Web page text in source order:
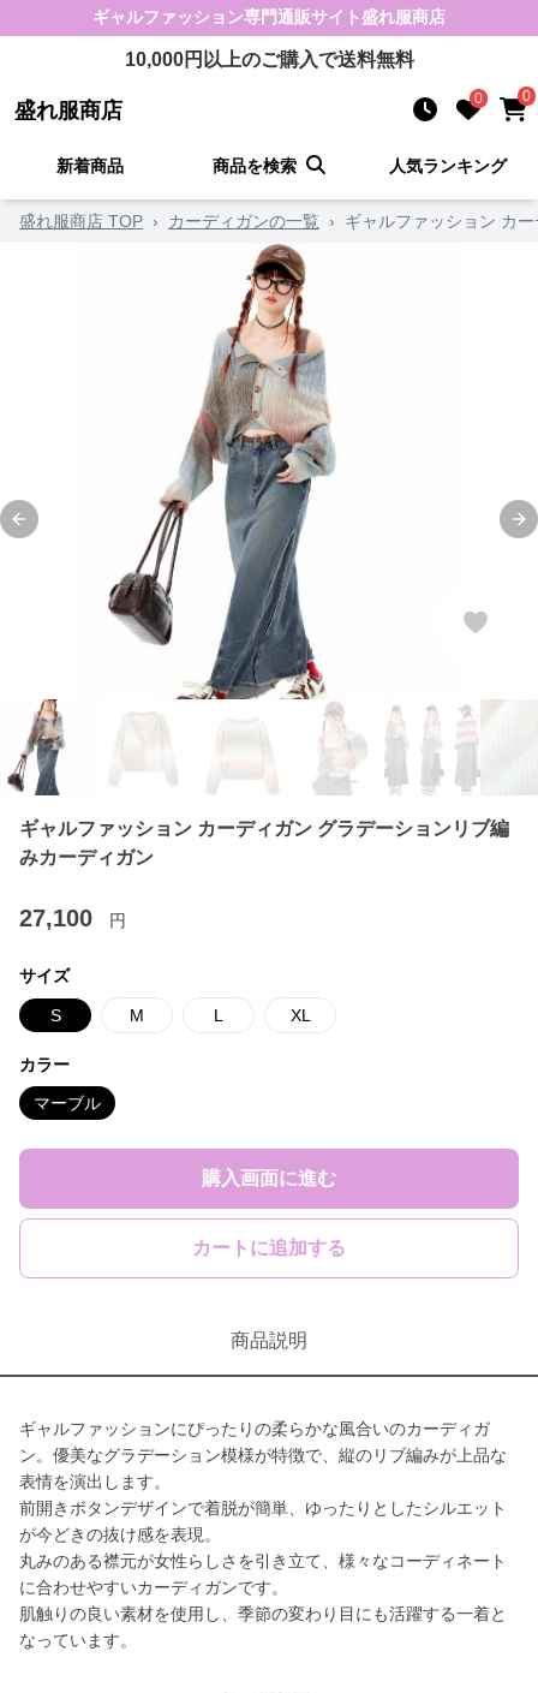
ギャルファッション専門通販サイト盛れ服商店
10,000円以上のご購入で送料無料
盛れ服商店 0 0
新着商品 商品を検索 人気ランキング
盛れ服商店 TOP › カーディガンの一覧 › ギャルファッション カ
Previous slide
ギャルファッション カーディガン グラデーションリブ編
みカーディガン
27,100 円
サイズ
S M L XL
カラー
マーブル
購入画面に進む
カートに追加する
商品説明
ギャルファッションにぴったりの柔らかな風合いのカーディガ
ン。優美なグラデーション模様が特徴で、縦のリブ編みが上品な
表情を演出します。
前開きボタンデザインで着脱が簡単、ゆったりとしたシルエット
が今どきの抜け感を表現。
丸みのある襟元が女性らしさを引き立て、様々なコーディネート
に合わせやすいカーディガンです。
肌触りの良い素材を使用し、季節の変わり目にも活躍する一着と
なっています。